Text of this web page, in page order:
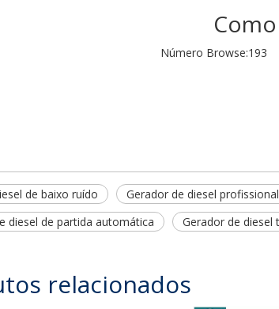
Número Browse:193
de baixo ruído Gerador de diesel profissional
diesel de partida automática
Gerador de diesel
relacionados